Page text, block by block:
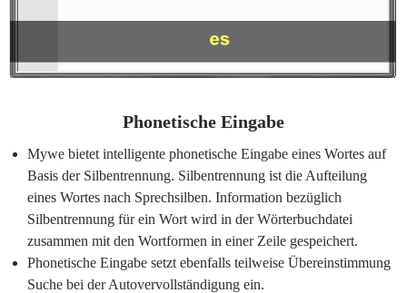
Phonetische Eingabe
Mywe bietet intelligente phonetische Eingabe eines Wortes auf
Basis der Silbentrennung. Silbentrennung ist die Aufteilung
eines Wortes nach Sprechsilben. Information bezüglich
Silbentrennung für ein Wort wird in der Wörterbuchdatei
zusammen mit den Wortformen in einer Zeile gespeichert.
Phonetische Eingabe setzt ebenfalls teilweise Übereinstimmung
Suche bei der Autovervollständigung ein.